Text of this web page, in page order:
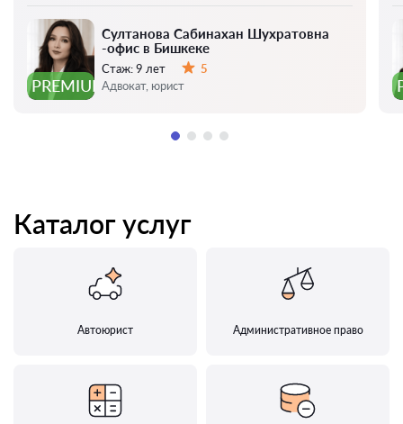
PREMIUM
Султанова Сабинахан Шухратовна
-офис в Бишкеке
Стаж:9 лет
Оценка:
5
Адвокат, юрист
Каталог услуг
Автоюрист Административное право